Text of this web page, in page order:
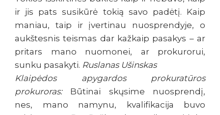
ir jis pats susikūrė tokią savo padėtį. Kaip
maniau, taip ir įvertinau nuosprendyje, o
aukštesnis teismas dar kažkaip pasakys – ar
pritars mano nuomonei, ar prokurorui,
sunku pasakyti. Ruslanas Ušinskas
Klaipėdos apygardos prokuratūros
prokuroras:Būtinai skųsime nuosprendį,
nes, mano namynu, kvalifikacija buvo